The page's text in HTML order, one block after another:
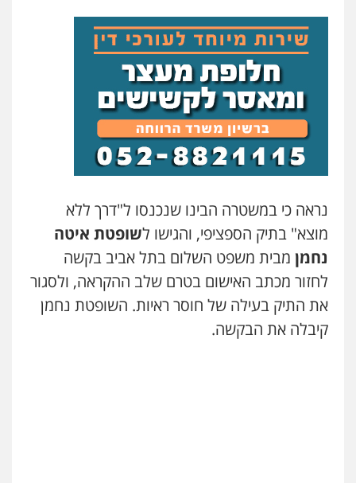
נראה כי במשטרה הבינו שנכנסו ל"דרך ללא
מוצא" בתיק הספציפי, והגישו לשופטת איטה
נחמן מבית משפט השלום בתל אביב בקשה
לחזור מכתב האישום בטרם שלב ההקראה, ולסגור
את התיק בעילה של חוסר ראיות. השופטת נחמן
קיבלה את הבקשה.